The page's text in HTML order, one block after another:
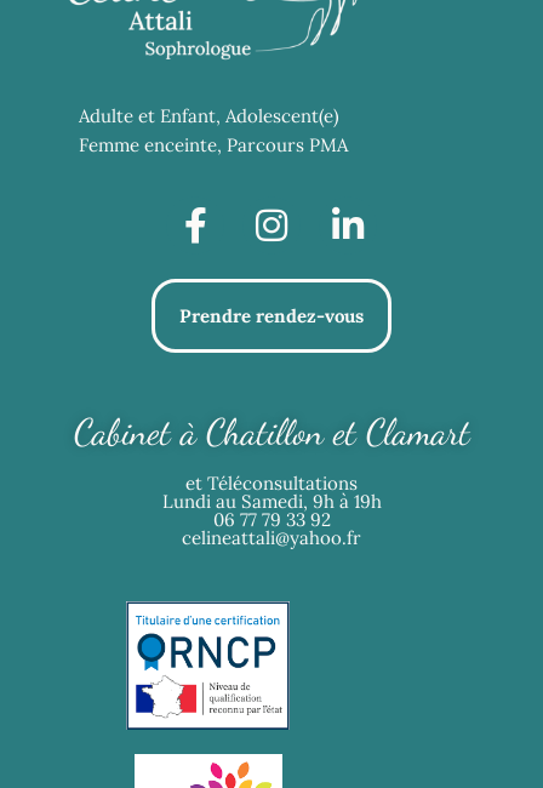
Adulte et Enfant, Adolescent(e)
Femme enceinte, Parcours PMA
Prendre rendez-vous
Cabinet à Chatillon et Clamart
et Téléconsultations
Lundi au Samedi, 9h à 19h
06 77 79 33 92
celineattali@yahoo.fr